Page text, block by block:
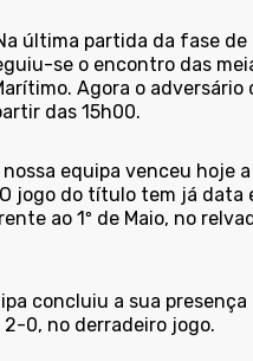
última partida da fase de
se o encontro das
Agora o adversário
das 15h00.
equipa venceu hoje a
jogo do título tem já data
ao 1º de Maio, no
concluiu a sua presença
2-0, no derradeiro jogo.